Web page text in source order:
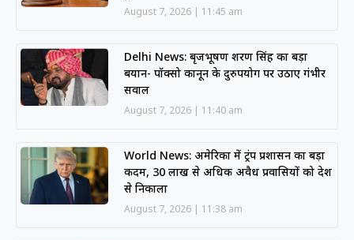
August 7, 2026 11:45 am
Delhi News: बृजभूषण शरण सिंह का बड़ा
बयान- पॉक्सो कानून के दुरुपयोग पर उठाए गंभीर
सवाल
August 7, 2026 11:40 am
World News: अमेरिका में ट्रंप प्रशासन का बड़ा
कदम, 30 लाख से अधिक अवैध प्रवासियों को देश
से निकाला
August 7, 2026 11:38 am